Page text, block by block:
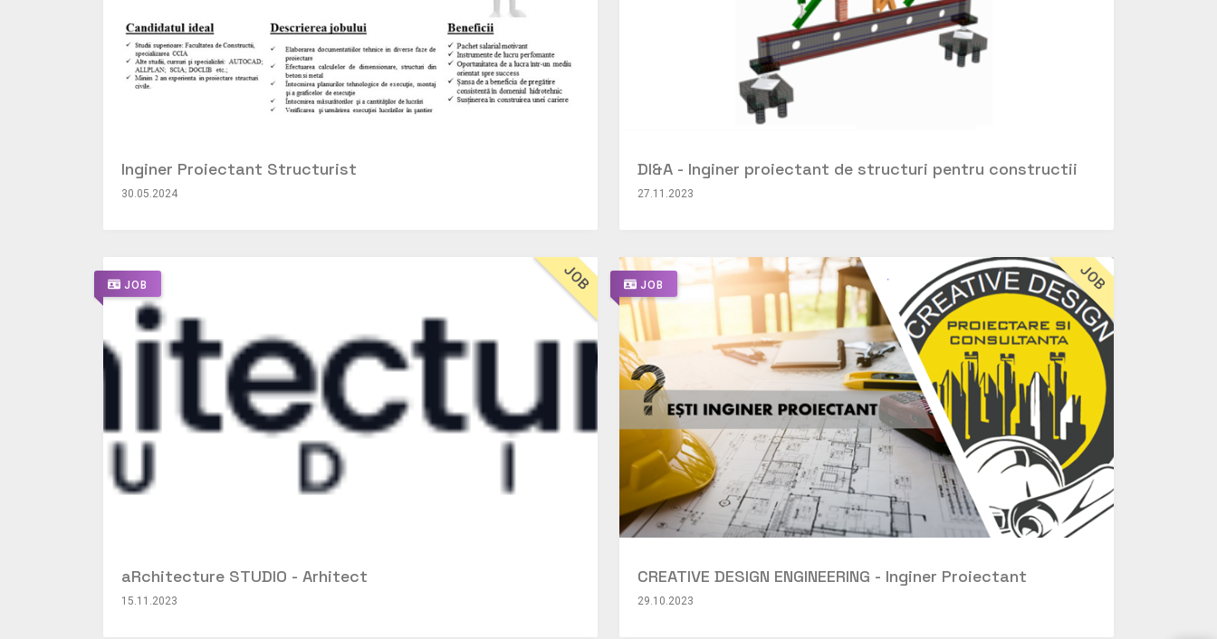
Inginer Proiectant Structurist
30.05.2024
DI&A - Inginer proiectant de structuri pentru constructii
27.11.2023
JOB JOB
aRchitecture STUDIO - Arhitect
15.11.2023
JOB JOB
CREATIVE DESIGN ENGINEERING - Inginer Proiectant
29.10.2023